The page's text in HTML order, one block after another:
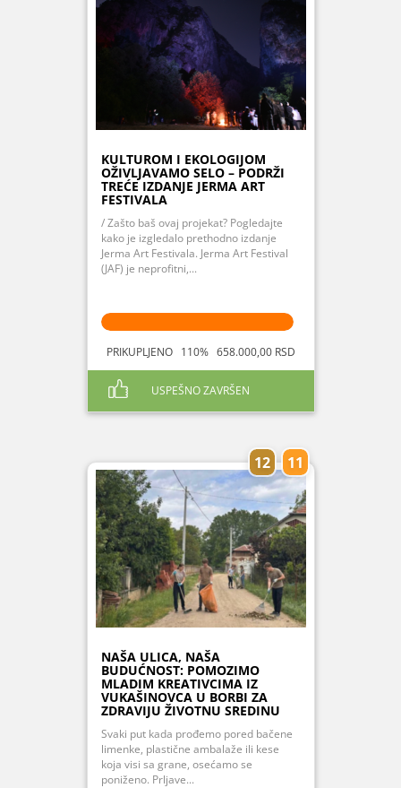
KULTUROM I EKOLOGIJOM
OŽIVLJAVAMO SELO – PODRŽI
TREĆE IZDANJE JERMA ART
FESTIVALA
/ Zašto baš ovaj projekat? Pogledajte
kako je izgledalo prethodno izdanje
Jerma Art Festivala. Jerma Art Festival
(JAF) je neprofitni,...
PRIKUPLJENO 110% 658.000,00 RSD
USPEŠNO ZAVRŠEN
12 11
NAŠA ULICA, NAŠA
BUDUĆNOST: POMOZIMO
MLADIM KREATIVCIMA IZ
VUKAŠINOVCA U BORBI ZA
ZDRAVIJU ŽIVOTNU SREDINU
Svaki put kada prođemo pored bačene
limenke, plastične ambalaže ili kese
koja visi sa grane, osećamo se
poniženo. Prljave...